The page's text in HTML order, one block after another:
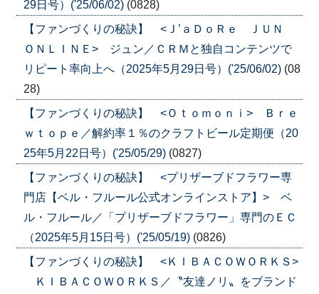
29日号）('25/06/02) (0828)
【ファンづくりの秘訣】 <Ｊ’ａＤｏＲｅ ＪＵＮ
ＯＮＬＩＮＥ> ジュン／ＣＲＭと独自コンテンツで
リピート率向上へ（2025年5月29日号）('25/06/02) (08
28)
【ファンづくりの秘訣】 <Ｏｔｏｍｏｎｉ> Ｂｒｅ
ｗｔｏｐｅ／解約率１％のクラフトビール定期便（20
25年5月22日号）('25/05/29) (0827)
【ファンづくりの秘訣】 <プリザーブドフラワー専
門店【ベル・フルール公式オンラインストア】> ベ
ル・フルール／「プリザーブドフラワー」専門のＥＣ
（2025年5月15日号）('25/05/19) (0826)
【ファンづくりの秘訣】 <ＫＩＢＡＣＯＷＯＲＫＳ>
ＫＩＢＡＣＯＷＯＲＫＳ／〝友達ノリ〟をブランド